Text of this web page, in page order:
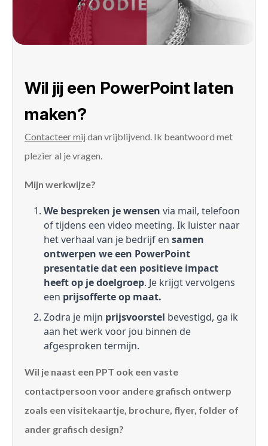
Wil jij een PowerPoint laten
maken?
Contacteer mij dan vrijblijvend. Ik beantwoord met
plezier al je vragen.
Mijn werkwijze?
We bespreken je wensen via mail, telefoon
of tijdens een video meeting. Ik luister naar
het verhaal van je bedrijf en samen
ontwerpen we een PowerPoint
presentatie dat een positieve impact
heeft op je doelgroep. Je krijgt vervolgens
een prijsofferte op maat.
Zodra je mijn prijsvoorstel bevestigd, ga ik
aan het werk voor jou binnen de
afgesproken termijn.
Wil je naast een PPT ook een vaste
contactpersoon voor andere grafisch ontwerp
zoals een visitekaartje, brochure, flyer, folder of
ander grafisch design?